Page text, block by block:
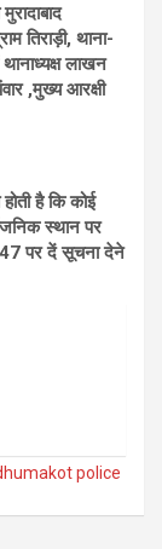
तिराड़ी, थाना-
लाखन
,मुख्य आरक्षी
है कि कोई
स्थान पर
पर दें सूचना देने
police